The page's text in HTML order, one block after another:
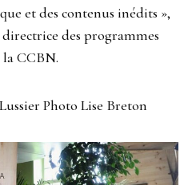
et des contenus inédits »,
des programmes
CCBN.
Photo Lise Breton